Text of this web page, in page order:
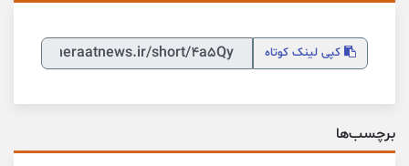
کپی لینک کوتاه
برچسب‌ها